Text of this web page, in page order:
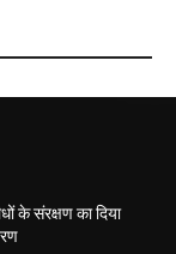
के संरक्षण का दिया